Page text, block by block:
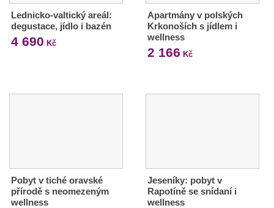
Lednicko-valtický areál:
degustace, jídlo i bazén
4 690 Kč
Apartmány v polských
Krkonoších s jídlem i
wellness
2 166 Kč
Pobyt v tiché oravské
přírodě s neomezeným
wellness
Jeseníky: pobyt v
Rapotíně se snídaní i
wellness